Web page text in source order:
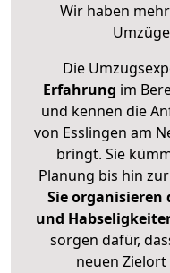
Wir haben
Die
Erfahrung im
und kennen die
von Esslingen am
bringt. Sie
Planung bis hin
Sie organisieren
und
sorgen dafür,
neuen